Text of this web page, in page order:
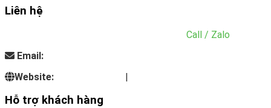
Liên hệ
Call / Zalo
Email:
Website:
|
Hỗ trợ khách hàng